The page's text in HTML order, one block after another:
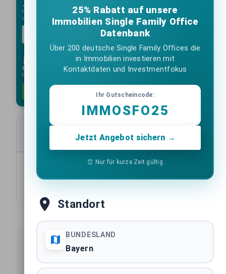
Jeden Montag:
in Ihr Postfach mit unserem Newsletter. Kein Spam, unverbindlich
und immer kostenlos.
Kostenlos abonnieren
Deal-Datenbank:Erhalten Sie alle folgenden
Immobilientransaktionen als Excel-Liste.
1033 Einträge anfordern
Transaktionsdaten
Items per page: 10 1-10 of 1033
Spezialisierte Marktberichte
Detaillierte Analysen nach Assetklassen und Regionen
25% Rabatt auf unsere
Immobilien Single Family Office
Datenbank
Über 200 deutsche Single Family Offices die
in Immobilien investieren mit
Kontaktdaten und Investmentfokus
Ihr Gutscheincode:
IMMOSFO25
Jetzt Angebot sichern →
⏰ Nur für kurze Zeit gültig
Standort
BUNDESLAND
Bayern